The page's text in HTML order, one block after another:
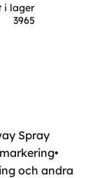
i lager
3965
Spray
och andra